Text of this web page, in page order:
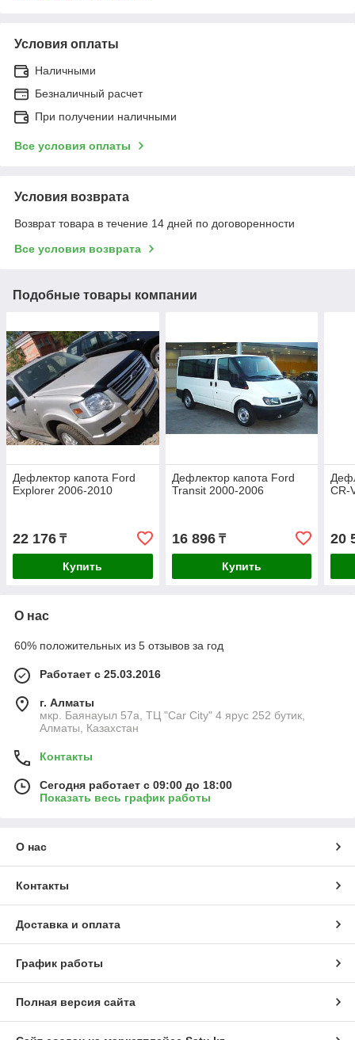
Условия оплаты
Наличными
Безналичный расчет
При получении наличными
Все условия оплаты
Условия возврата
Возврат товара в течение 14 дней по договоренности
Все условия возврата
Подобные товары компании
Дефлектор капота Ford
Explorer 2006-2010
22 176 ₸
Купить
Дефлектор капота Ford
Transit 2000-2006
16 896₸
Купить
CR-
20
О нас
60% положительных из 5 отзывов за год
Работает с 25.03.2016
г. Алматы
мкр. Баянауыл 57а, ТЦ "Car Сity" 4 ярус 252 бутик,
Алматы, Казахстан
Контакты
Сегодня работает с 09:00 до 18:00
Показать весь график работы
О нас
Контакты
Доставка и оплата
График работы
Полная версия сайта